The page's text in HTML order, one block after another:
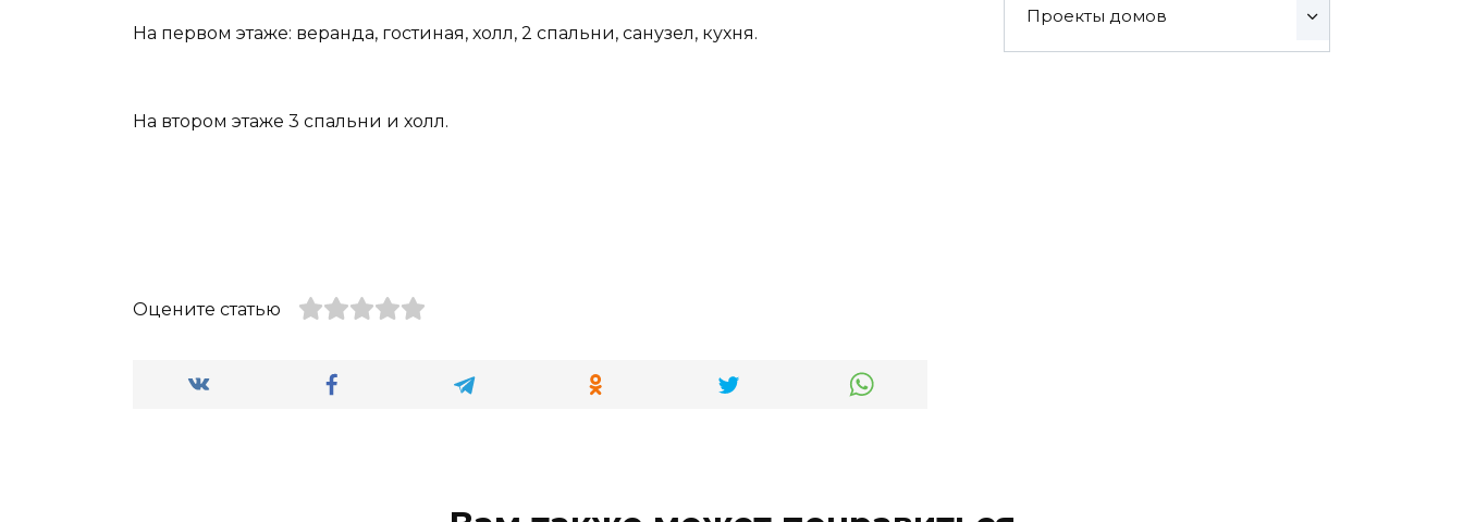
На первом этаже: веранда, гостиная, холл, 2 спальни, санузел, кухня.
На втором этаже 3 спальни и холл.
Оцените статью
Проекты домов